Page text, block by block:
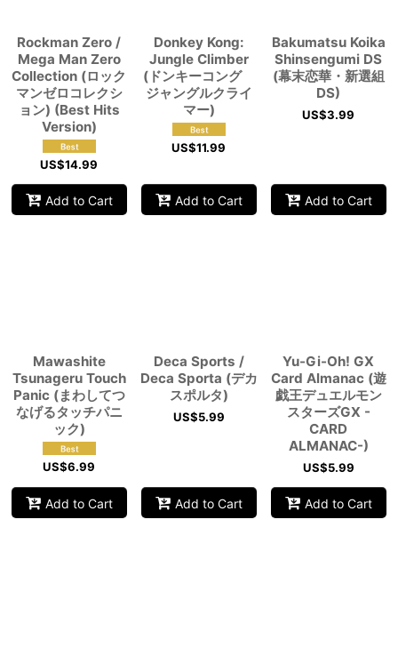
Rockman Zero /
Mega Man Zero
Collection (ロック
マンゼロコレクシ
ョン) (Best Hits
Version)
US$14.99
Add to Cart
Donkey Kong:
Jungle Climber
(ドンキーコング
ジャングルクライ
マー)
US$11.99
Add to Cart
Bakumatsu Koika
Shinsengumi DS
(幕末恋華・新選組
DS)
US$3.99
Add to Cart
Mawashite
Tsunageru Touch
Panic (まわしてつ
なげるタッチパニ
ック)
US$6.99
Add to Cart
Deca Sports /
Deca Sporta (デカ
スポルタ)
US$5.99
Add to Cart
Yu-Gi-Oh! GX
Card Almanac (遊
戯王デュエルモン
スターズGX -
CARD
ALMANAC-)
US$5.99
Add to Cart